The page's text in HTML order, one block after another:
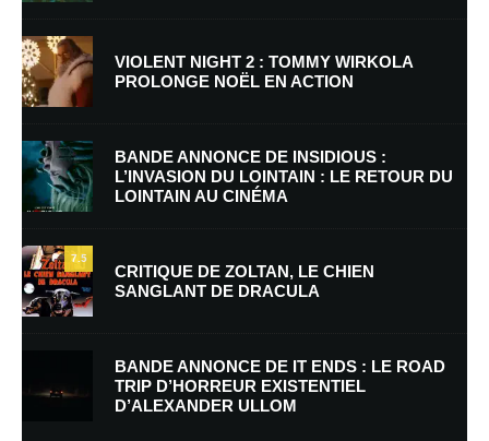
Nom*
E-mail* Site web
Enregistrer mon nom, mon e-mail et mon site dans le navigateur pour
mon prochain commentaire.
Prévenez-moi de tous les nouveaux commentaires par e-mail.
VIOLENT NIGHT 2 : TOMMY WIRKOLA
PROLONGE NOËL EN ACTION
BANDE ANNONCE DE INSIDIOUS :
L’INVASION DU LOINTAIN : LE RETOUR DU
LOINTAIN AU CINÉMA
7.5
CRITIQUE DE ZOLTAN, LE CHIEN
SANGLANT DE DRACULA
BANDE ANNONCE DE IT ENDS : LE ROAD
TRIP D’HORREUR EXISTENTIEL
D’ALEXANDER ULLOM